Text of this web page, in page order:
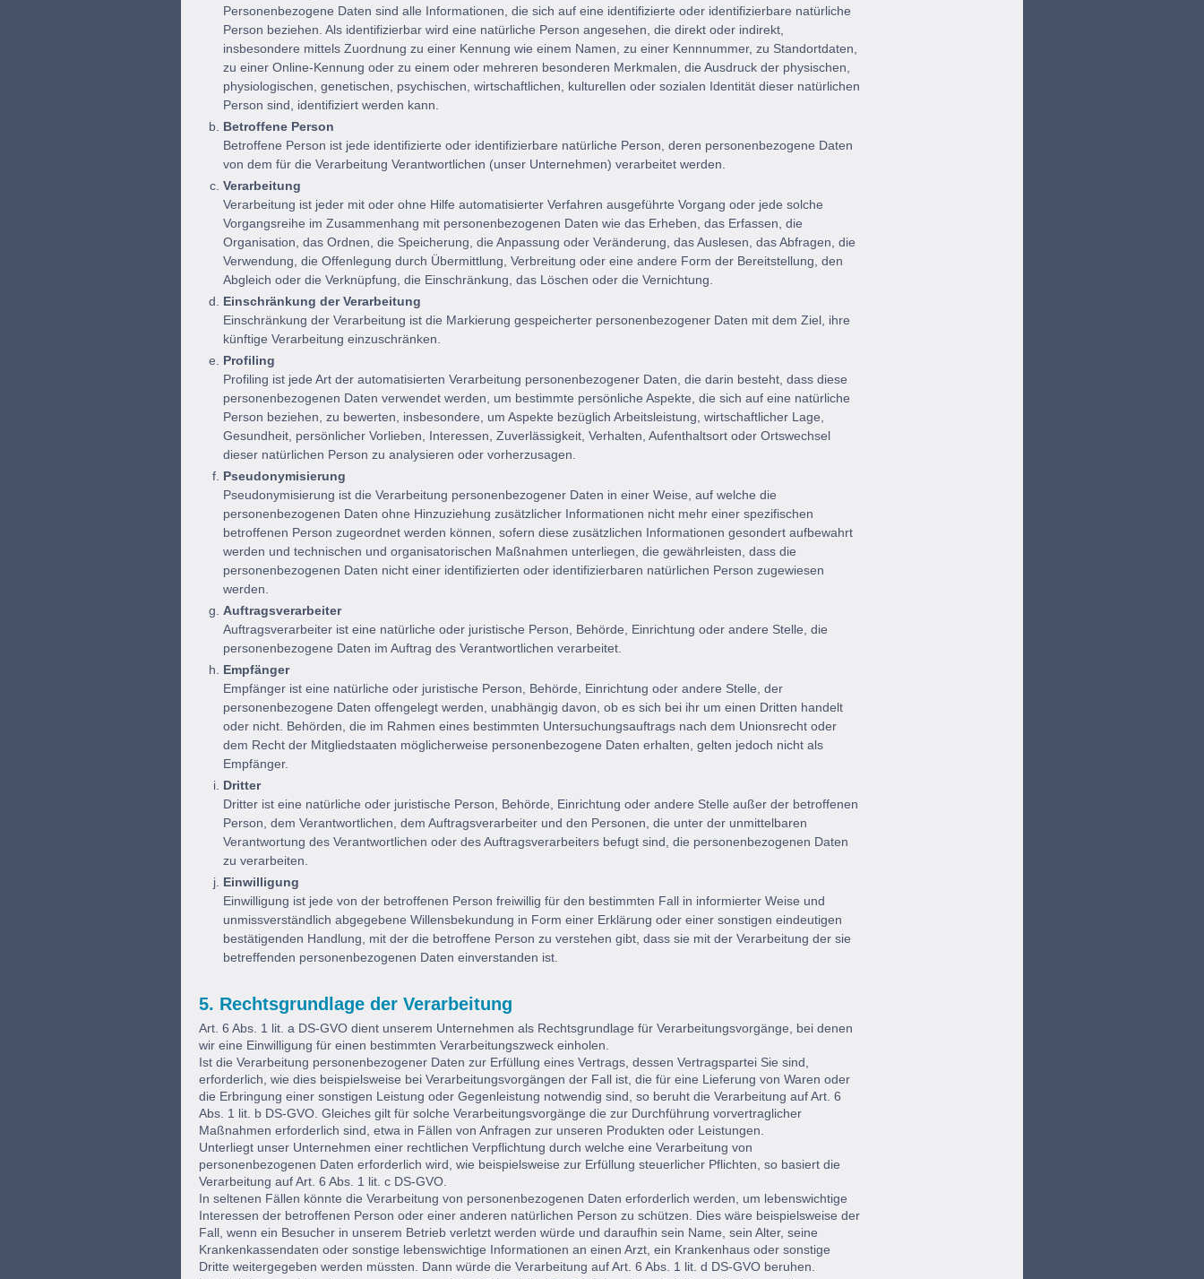
Personenbezogene Daten sind alle Informationen, die sich auf eine identifizierte oder identifizierbare natürliche
Person beziehen. Als identifizierbar wird eine natürliche Person angesehen, die direkt oder indirekt,
insbesondere mittels Zuordnung zu einer Kennung wie einem Namen, zu einer Kennnummer, zu Standortdaten,
zu einer Online-Kennung oder zu einem oder mehreren besonderen Merkmalen, die Ausdruck der physischen,
physiologischen, genetischen, psychischen, wirtschaftlichen, kulturellen oder sozialen Identität dieser natürlichen
Person sind, identifiziert werden kann.
Betroffene Person
Betroffene Person ist jede identifizierte oder identifizierbare natürliche Person, deren personenbezogene Daten
von dem für die Verarbeitung Verantwortlichen (unser Unternehmen) verarbeitet werden.
Verarbeitung
Verarbeitung ist jeder mit oder ohne Hilfe automatisierter Verfahren ausgeführte Vorgang oder jede solche
Vorgangsreihe im Zusammenhang mit personenbezogenen Daten wie das Erheben, das Erfassen, die
Organisation, das Ordnen, die Speicherung, die Anpassung oder Veränderung, das Auslesen, das Abfragen, die
Verwendung, die Offenlegung durch Übermittlung, Verbreitung oder eine andere Form der Bereitstellung, den
Abgleich oder die Verknüpfung, die Einschränkung, das Löschen oder die Vernichtung.
Einschränkung der Verarbeitung
Einschränkung der Verarbeitung ist die Markierung gespeicherter personenbezogener Daten mit dem Ziel, ihre
künftige Verarbeitung einzuschränken.
Profiling
Profiling ist jede Art der automatisierten Verarbeitung personenbezogener Daten, die darin besteht, dass diese
personenbezogenen Daten verwendet werden, um bestimmte persönliche Aspekte, die sich auf eine natürliche
Person beziehen, zu bewerten, insbesondere, um Aspekte bezüglich Arbeitsleistung, wirtschaftlicher Lage,
Gesundheit, persönlicher Vorlieben, Interessen, Zuverlässigkeit, Verhalten, Aufenthaltsort oder Ortswechsel
dieser natürlichen Person zu analysieren oder vorherzusagen.
Pseudonymisierung
Pseudonymisierung ist die Verarbeitung personenbezogener Daten in einer Weise, auf welche die
personenbezogenen Daten ohne Hinzuziehung zusätzlicher Informationen nicht mehr einer spezifischen
betroffenen Person zugeordnet werden können, sofern diese zusätzlichen Informationen gesondert aufbewahrt
werden und technischen und organisatorischen Maßnahmen unterliegen, die gewährleisten, dass die
personenbezogenen Daten nicht einer identifizierten oder identifizierbaren natürlichen Person zugewiesen
werden.
Auftragsverarbeiter
Auftragsverarbeiter ist eine natürliche oder juristische Person, Behörde, Einrichtung oder andere Stelle, die
personenbezogene Daten im Auftrag des Verantwortlichen verarbeitet.
Empfänger
Empfänger ist eine natürliche oder juristische Person, Behörde, Einrichtung oder andere Stelle, der
personenbezogene Daten offengelegt werden, unabhängig davon, ob es sich bei ihr um einen Dritten handelt
oder nicht. Behörden, die im Rahmen eines bestimmten Untersuchungsauftrags nach dem Unionsrecht oder
dem Recht der Mitgliedstaaten möglicherweise personenbezogene Daten erhalten, gelten jedoch nicht als
Empfänger.
Dritter
Dritter ist eine natürliche oder juristische Person, Behörde, Einrichtung oder andere Stelle außer der betroffenen
Person, dem Verantwortlichen, dem Auftragsverarbeiter und den Personen, die unter der unmittelbaren
Verantwortung des Verantwortlichen oder des Auftragsverarbeiters befugt sind, die personenbezogenen Daten
zu verarbeiten.
Einwilligung
Einwilligung ist jede von der betroffenen Person freiwillig für den bestimmten Fall in informierter Weise und
unmissverständlich abgegebene Willensbekundung in Form einer Erklärung oder einer sonstigen eindeutigen
bestätigenden Handlung, mit der die betroffene Person zu verstehen gibt, dass sie mit der Verarbeitung der sie
betreffenden personenbezogenen Daten einverstanden ist.
5. Rechtsgrundlage der Verarbeitung
Art. 6 Abs. 1 lit. a DS-GVO dient unserem Unternehmen als Rechtsgrundlage für Verarbeitungsvorgänge, bei denen
wir eine Einwilligung für einen bestimmten Verarbeitungszweck einholen.
Ist die Verarbeitung personenbezogener Daten zur Erfüllung eines Vertrags, dessen Vertragspartei Sie sind,
erforderlich, wie dies beispielsweise bei Verarbeitungsvorgängen der Fall ist, die für eine Lieferung von Waren oder
die Erbringung einer sonstigen Leistung oder Gegenleistung notwendig sind, so beruht die Verarbeitung auf Art. 6
Abs. 1 lit. b DS-GVO. Gleiches gilt für solche Verarbeitungsvorgänge die zur Durchführung vorvertraglicher
Maßnahmen erforderlich sind, etwa in Fällen von Anfragen zur unseren Produkten oder Leistungen.
Unterliegt unser Unternehmen einer rechtlichen Verpflichtung durch welche eine Verarbeitung von
personenbezogenen Daten erforderlich wird, wie beispielsweise zur Erfüllung steuerlicher Pflichten, so basiert die
Verarbeitung auf Art. 6 Abs. 1 lit. c DS-GVO.
In seltenen Fällen könnte die Verarbeitung von personenbezogenen Daten erforderlich werden, um lebenswichtige
Interessen der betroffenen Person oder einer anderen natürlichen Person zu schützen. Dies wäre beispielsweise der
Fall, wenn ein Besucher in unserem Betrieb verletzt werden würde und daraufhin sein Name, sein Alter, seine
Krankenkassendaten oder sonstige lebenswichtige Informationen an einen Arzt, ein Krankenhaus oder sonstige
Dritte weitergegeben werden müssten. Dann würde die Verarbeitung auf Art. 6 Abs. 1 lit. d DS-GVO beruhen.